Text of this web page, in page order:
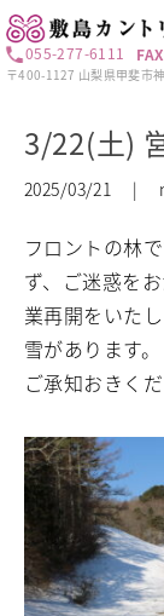
055-277-6111
〒400-1127 山梨県甲斐市
3/22(土)
2025/03/21 |
フロントの林で
ず、ご迷惑を
業再開をいたし
雪があります。
ご承知おきくだ